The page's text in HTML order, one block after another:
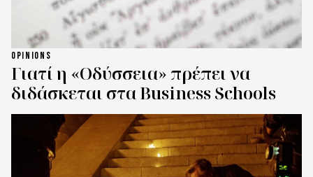
OPINIONS
Γιατί η «Οδύσσεια» πρέπει να
διδάσκεται στα Business Schools